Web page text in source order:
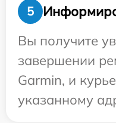
5
Вы получите
завершении
Garmin, и
указанному